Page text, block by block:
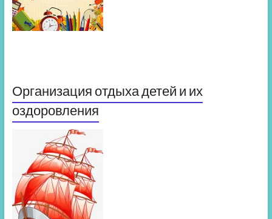
Организация отдыха детей и их
оздоровления